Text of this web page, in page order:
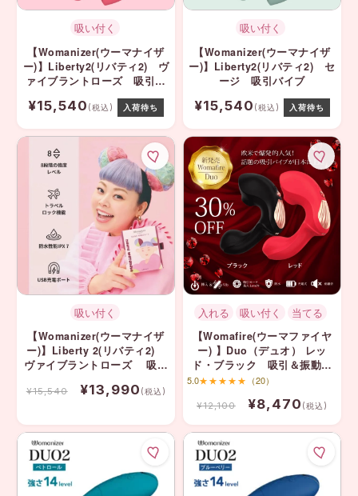
吸い付く
【Womanizer(ウーマナイザ
ー)】Liberty2(リバティ2) ヴ
ァイブラントローズ 吸引バ
¥15,540 (税込) 入荷待ち
吸い付く
【Womanizer(ウーマナイザ
ー)】Liberty2(リバティ2) セ
ージ 吸引バイブ
¥15,540 (税込) 入荷待ち
吸い付く
【Womanizer(ウーマナイザ
ー)】Liberty 2(リバティ2)
ヴァイブラントローズ 吸引
¥15,540 ¥13,990 (税込)
入れる 吸い付く 当てる
【Womafire(ウーマファイヤ
ー) 】Duo（デュオ） レッ
ド・ブラック 吸引＆振動＆
挿入バイブ ⭐️期間限定
5.0★★★★★ （20）
¥12,100 ¥8,470 (税込)